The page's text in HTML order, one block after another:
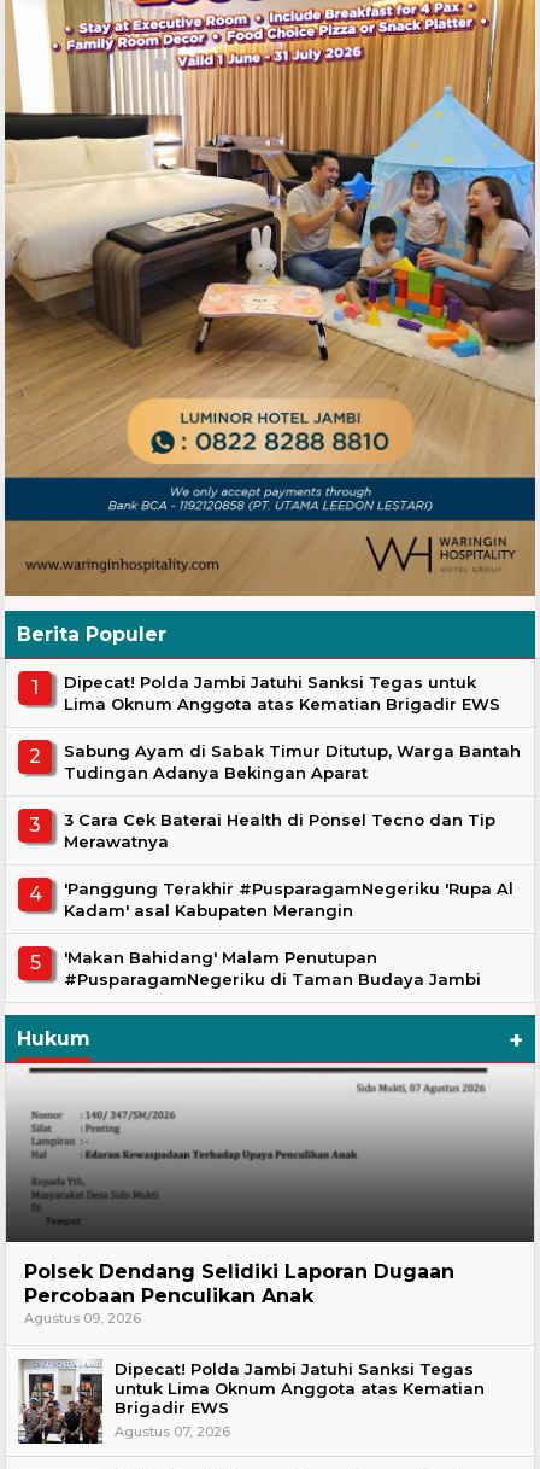
Berita Populer
Dipecat! Polda Jambi Jatuhi Sanksi Tegas untuk
Lima Oknum Anggota atas Kematian Brigadir EWS
Sabung Ayam di Sabak Timur Ditutup, Warga Bantah
Tudingan Adanya Bekingan Aparat
3 Cara Cek Baterai Health di Ponsel Tecno dan Tip
Merawatnya
'Panggung Terakhir #PusparagamNegeriku 'Rupa Al
Kadam' asal Kabupaten Merangin
'Makan Bahidang' Malam Penutupan
#PusparagamNegeriku di Taman Budaya Jambi
Hukum +
Polsek Dendang Selidiki Laporan Dugaan
Percobaan Penculikan Anak
Agustus 09, 2026
Dipecat! Polda Jambi Jatuhi Sanksi Tegas
untuk Lima Oknum Anggota atas Kematian
Brigadir EWS
Agustus 07, 2026